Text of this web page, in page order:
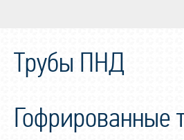
Трубы ПНД
Гофрированные